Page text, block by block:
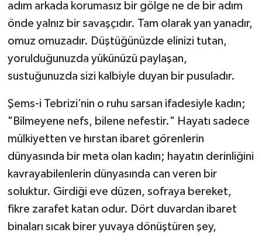
adım arkada korumasız bir gölge ne de bir adım
önde yalnız bir savaşçıdır. Tam olarak yan yanadır,
omuz omuzadır. Düştüğünüzde elinizi tutan,
yorulduğunuzda yükünüzü paylaşan,
sustuğunuzda sizi kalbiyle duyan bir pusuladır.
Şems-i Tebrizi’nin o ruhu sarsan ifadesiyle kadın;
"Bilmeyene nefs, bilene nefestir." Hayatı sadece
mülkiyetten ve hırstan ibaret görenlerin
dünyasında bir meta olan kadın; hayatın derinliğini
kavrayabilenlerin dünyasında can veren bir
soluktur. Girdiği eve düzen, sofraya bereket,
fikre zarafet katan odur. Dört duvardan ibaret
binaları sıcak birer yuvaya dönüştüren şey,